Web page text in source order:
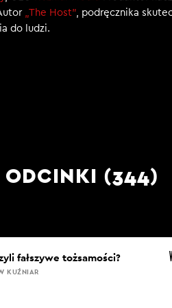
„The Host”, podręcznika
do ludzi.
ODCINKI (344)
fałszywe tożsamości?
KUŹNIAR